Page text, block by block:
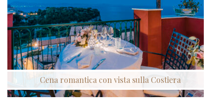
Cena romantica con vista sulla Costiera